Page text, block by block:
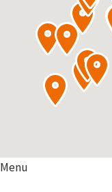
Menu